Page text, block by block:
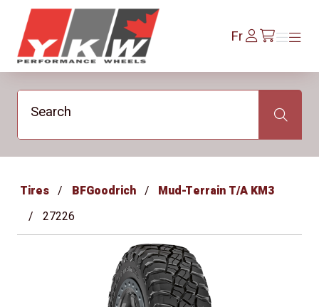
YKW Wheels
FrSe
connecter/fr/cart
Menu
Menu
Search Search
Tires BFGoodrich
Mud-Terrain T/A KM3
27226